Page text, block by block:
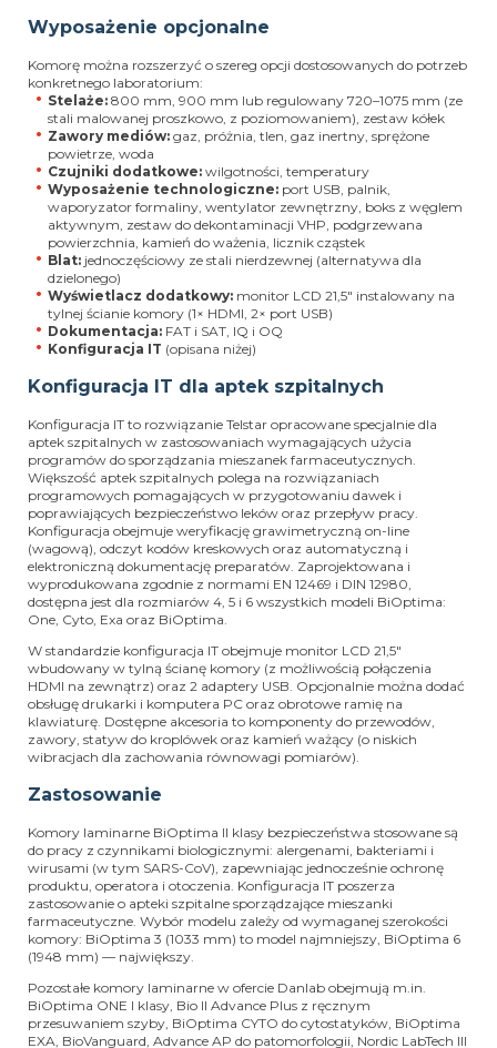
Wyposażenie opcjonalne
Komorę można rozszerzyć o szereg opcji dostosowanych do potrzeb
konkretnego laboratorium:
Stelaże: 800 mm, 900 mm lub regulowany 720–1075 mm (ze
stali malowanej proszkowo, z poziomowaniem), zestaw kółek
Zawory mediów: gaz, próżnia, tlen, gaz inertny, sprężone
powietrze, woda
Czujniki dodatkowe: wilgotności, temperatury
Wyposażenie technologiczne: port USB, palnik,
waporyzator formaliny, wentylator zewnętrzny, boks z węglem
aktywnym, zestaw do dekontaminacji VHP, podgrzewana
powierzchnia, kamień do ważenia, licznik cząstek
Blat: jednoczęściowy ze stali nierdzewnej (alternatywa dla
dzielonego)
Wyświetlacz dodatkowy: monitor LCD 21,5" instalowany na
tylnej ścianie komory (1× HDMI, 2× port USB)
Dokumentacja: FAT i SAT, IQ i OQ
Konfiguracja IT (opisana niżej)
Konfiguracja IT dla aptek szpitalnych
Konfiguracja IT to rozwiązanie Telstar opracowane specjalnie dla
aptek szpitalnych w zastosowaniach wymagających użycia
programów do sporządzania mieszanek farmaceutycznych.
Większość aptek szpitalnych polega na rozwiązaniach
programowych pomagających w przygotowaniu dawek i
poprawiających bezpieczeństwo leków oraz przepływ pracy.
Konfiguracja obejmuje weryfikację grawimetryczną on-line
(wagową), odczyt kodów kreskowych oraz automatyczną i
elektroniczną dokumentację preparatów. Zaprojektowana i
wyprodukowana zgodnie z normami EN 12469 i DIN 12980,
dostępna jest dla rozmiarów 4, 5 i 6 wszystkich modeli BiOptima:
One, Cyto, Exa oraz BiOptima.
W standardzie konfiguracja IT obejmuje monitor LCD 21,5"
wbudowany w tylną ścianę komory (z możliwością połączenia
HDMI na zewnątrz) oraz 2 adaptery USB. Opcjonalnie można dodać
obsługę drukarki i komputera PC oraz obrotowe ramię na
klawiaturę. Dostępne akcesoria to komponenty do przewodów,
zawory, statyw do kroplówek oraz kamień ważący (o niskich
wibracjach dla zachowania równowagi pomiarów).
Zastosowanie
Komory laminarne BiOptima II klasy bezpieczeństwa stosowane są
do pracy z czynnikami biologicznymi: alergenami, bakteriami i
wirusami (w tym SARS-CoV), zapewniając jednocześnie ochronę
produktu, operatora i otoczenia. Konfiguracja IT poszerza
zastosowanie o apteki szpitalne sporządzające mieszanki
farmaceutyczne. Wybór modelu zależy od wymaganej szerokości
komory: BiOptima 3 (1033 mm) to model najmniejszy, BiOptima 6
(1948 mm) — największy.
Pozostałe komory laminarne w ofercie Danlab obejmują m.in.
BiOptima ONE I klasy, Bio II Advance Plus z ręcznym
przesuwaniem szyby, BiOptima CYTO do cytostatyków, BiOptima
EXA, BioVanguard, Advance AP do patomorfologii, Nordic LabTech III